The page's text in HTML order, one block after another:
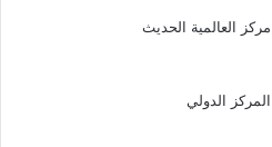
العالمية الحديث
الدولي